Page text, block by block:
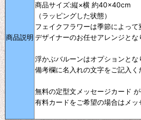
商品説明
商品サイズ:縦×横 約40×40cm
（ラッピングした状態）
フェイクフラワーは季節によって
デザイナーのお任せアレンジとな
浮かぶバルーンはオプションと
備考欄に名入れの文字をご記入く
無料の定型文メッセージカード
有料カードをご希望の場合はメ